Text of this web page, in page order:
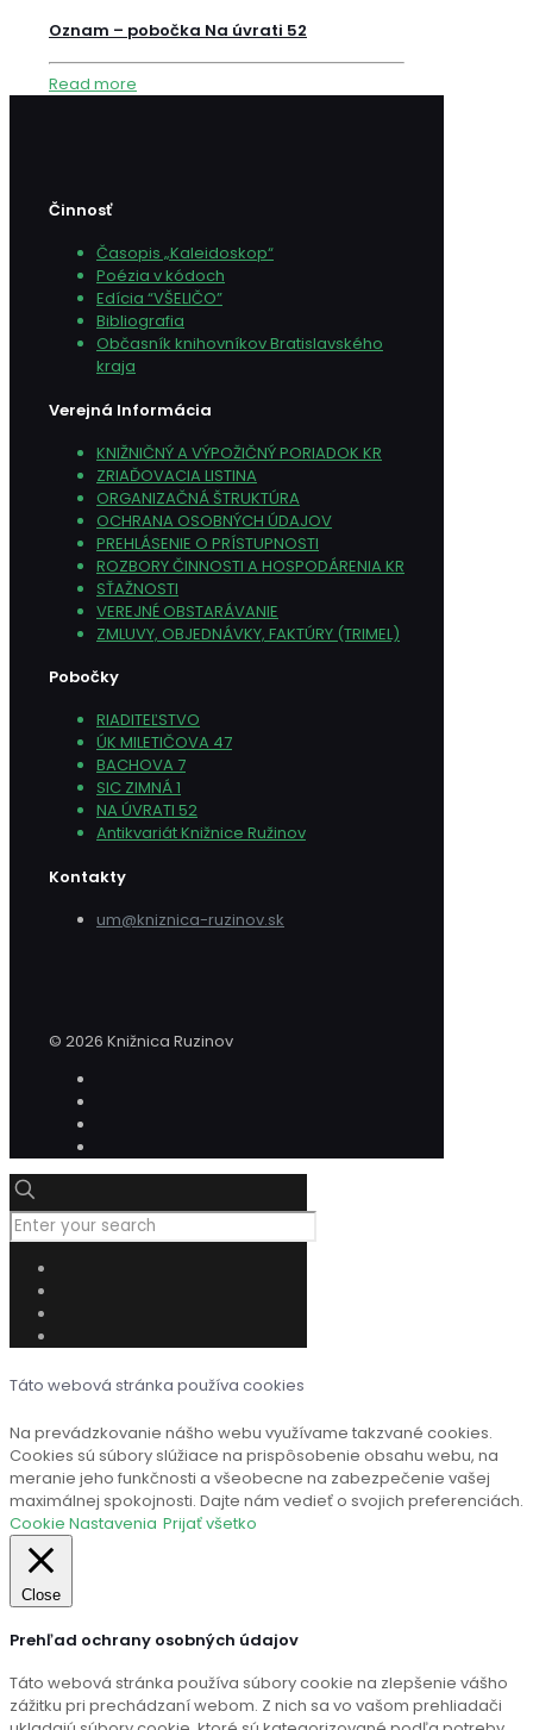
Oznam – pobočka Na úvrati 52
Read more
Činnosť
Časopis „Kaleidoskop“
Poézia v kódoch
Edícia “VŠELIČO”
Bibliografia
Občasník knihovníkov Bratislavského
kraja
Verejná Informácia
KNIŽNIČNÝ A VÝPOŽIČNÝ PORIADOK KR
ZRIAĎOVACIA LISTINA
ORGANIZAČNÁ ŠTRUKTÚRA
OCHRANA OSOBNÝCH ÚDAJOV
PREHLÁSENIE O PRÍSTUPNOSTI
ROZBORY ČINNOSTI A HOSPODÁRENIA KR
SŤAŽNOSTI
VEREJNÉ OBSTARÁVANIE
ZMLUVY, OBJEDNÁVKY, FAKTÚRY (TRIMEL)
Pobočky
RIADITEĽSTVO
ÚK MILETIČOVA 47
BACHOVA 7
SIC ZIMNÁ 1
NA ÚVRATI 52
Antikvariát Knižnice Ružinov
Kontakty
um@kniznica-ruzinov.sk
© 2026 Knižnica Ruzinov
Táto webová stránka používa cookies
Na prevádzkovanie nášho webu využívame takzvané cookies.
Cookies sú súbory slúžiace na prispôsobenie obsahu webu, na
meranie jeho funkčnosti a všeobecne na zabezpečenie vašej
maximálnej spokojnosti. Dajte nám vedieť o svojich preferenciách.
Cookie Nastavenia Prijať všetko
Close
Prehľad ochrany osobných údajov
Táto webová stránka používa súbory cookie na zlepšenie vášho
zážitku pri prechádzaní webom. Z nich sa vo vašom prehliadači